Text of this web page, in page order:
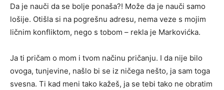
Da je nauči da se bolje ponaša?! Može da je nauči samo
lošije. Otišla si na pogrešnu adresu, nema veze s mojim
ličnim konfliktom, nego s tobom – rekla je Markovićka.
Ja ti pričam o mom i tvom načinu pričanju. I da nije bilo
ovoga, tunjevine, našlo bi se iz ničega nešto, ja sam toga
svesna. Ti kad meni tako kažeš, ja se tebi tako ne obratim